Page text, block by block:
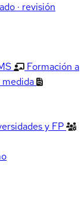
· revisión
Formación a
y FP